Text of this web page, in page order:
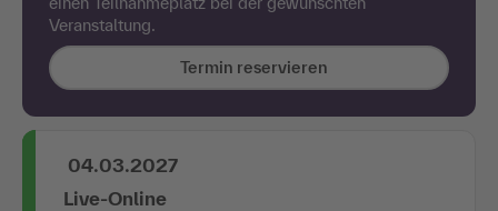
Veranstaltung.
Termin reservieren
04.03.2027
Live-Online